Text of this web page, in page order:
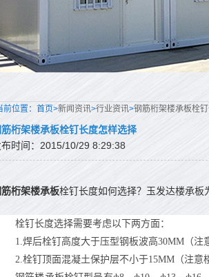
前位置： 首页>新闻资讯>行业资讯>钢筋桁架楼承板栓
桁架楼承板栓钉长度怎样选择
布时间：2015/10/29 8:29:38
桁架楼承板栓钉长度如何选择？玉发达楼承板
栓钉长度选择需要考虑以下两方面：
1.焊后栓钉高度大于压型钢板波高30MM（注
2.栓钉顶面混凝土保护层不小于15MM（注意